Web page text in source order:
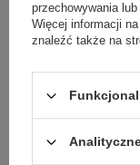
W28
58%
przechowywania
Więcej informacji
znaleźć także na